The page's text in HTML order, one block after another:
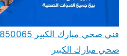
صحي مبارك الكبير